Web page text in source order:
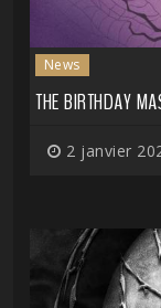
News
THE BIRTHDAY
2 janvier